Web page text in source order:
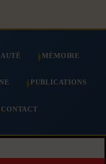
MÉMOIRE
PUBLICATIONS
CONTACT